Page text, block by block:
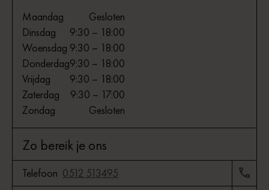
Maandag
Gesloten
Dinsdag
9:30 – 18:00
Woensdag 9:30 – 18:00
Donderdag9:30 – 18:00
Vrijdag
9:30 – 18:00
Zaterdag
9:30 – 17:00
Zondag
Gesloten
Zo bereik je ons
Telefoon 0512 513495